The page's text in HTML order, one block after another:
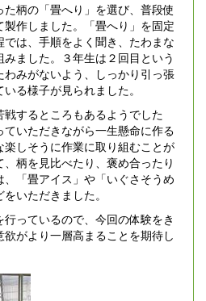
柄の「畳へり」を選び、普段使
作しました。「畳へり」を固定
では、手順をよく聞き、たわまな
ました。３年生は２回目という
みがないよう、しっかり引っ張
る様子が見られました。
戦するところもあるようでした
いただきながら一生懸命に作る
しそうに作業に取り組むことが
柄を見比べたり、褒め合ったり
、「畳アイス」や「いぐさそうめ
いただきました。
っているので、今回の体験をき
がより一層高まることを期待し